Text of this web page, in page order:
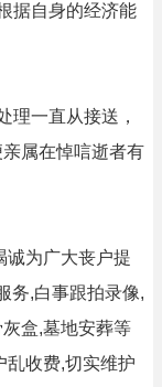
据自身的经济能
理一直从接送，
属在悼唁逝者有
诚为广大丧户提
务,白事跟拍录像,
盒,墓地安葬等
乱收费,切实维护